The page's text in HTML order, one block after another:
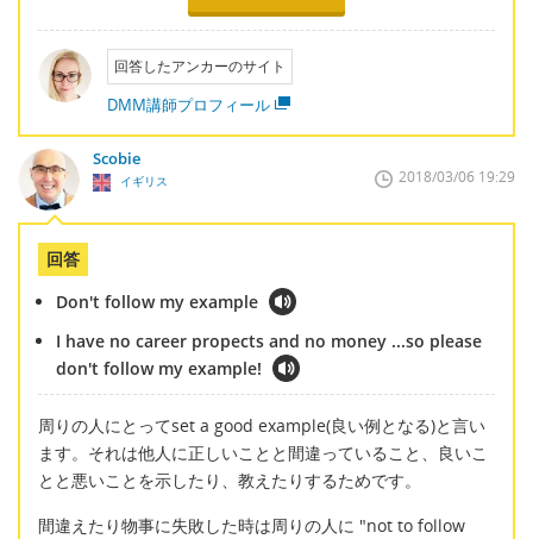
回答したアンカーのサイト
DMM講師プロフィール
Scobie
イギリス 2018/03/06 19:29
回答
Don't follow my example
I have no career propects and no money ...so please
don't follow my example!
周りの人にとってset a good example(良い例となる)と言い
ます。それは他人に正しいことと間違っていること、良いこ
とと悪いことを示したり、教えたりするためです。
間違えたり物事に失敗した時は周りの人に "not to follow